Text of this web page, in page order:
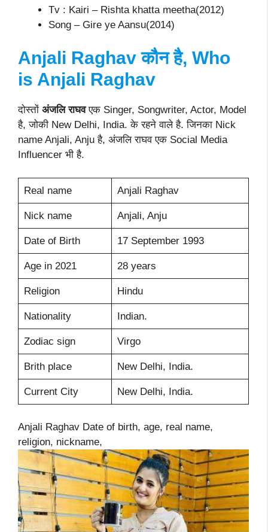
Tv : Kairi – Rishta khatta meetha(2012)
Song – Gire ye Aansu(2014)
Anjali Raghav कौन है, Who
is Anjali Raghav
दोस्तों अंजलि राघवएक Singer, Songwriter, Actor, Model
है, जोकी New Delhi, India. के रहने वाले है. जिनका Nick
name Anjali, Anju है, अंजलि राघव एक Social Media
Influencer भी है.
Real name Anjali Raghav
Nick name Anjali, Anju
Date of Birth 17 September 1993
Age in 2021 28 years
Religion Hindu
Nationality Indian.
Zodiac sign Virgo
Brith place New Delhi, India.
Current City New Delhi, India.
Anjali Raghav Date of birth, age, real name,
religion, nickname,